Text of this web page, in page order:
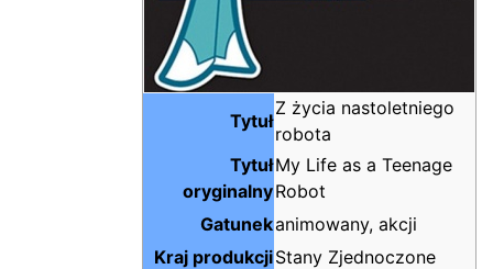
Tytuł
Z życia nastoletniego
robota
Tytuł
oryginalny
My Life as a Teenage
Robot
Gatunekanimowany, akcji
Kraj produkcjiStany Zjednoczone